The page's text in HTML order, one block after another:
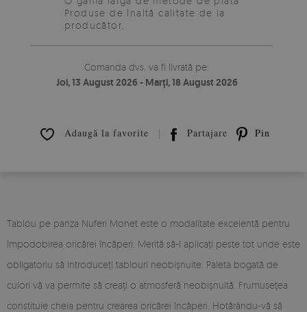
Produse de înaltă calitate de la
producător.
Comanda dvs. va fi livrată pe:
Joi, 13 August 2026 - Marți, 18 August 2026
Adaugă la favorite Partajare Pin it
Tablou pe panza Nuferi Monet este o modalitate excelentă pentru
împodobirea oricărei încăperi. Merită să-l aplicați peste tot unde este
obligatoriu să introduceți tablouri neobișnuite. Paleta bogată de
culori vă va permite să creați o atmosferă neobișnuită. Frumusețea
constituie cheia pentru crearea oricărei încăperi. Hotărându-vă să